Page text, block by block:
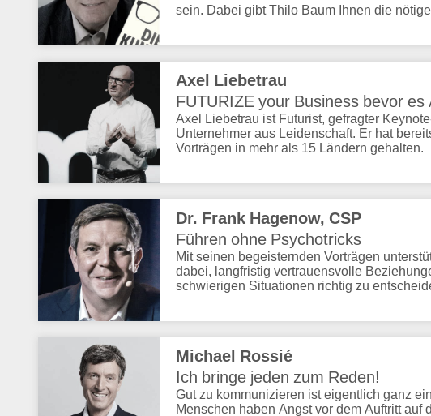
sein. Dabei gibt Thilo Baum Ihnen die
Axel Liebetrau
FUTURIZE your Business bevor es
Axel Liebetrau ist Futurist, gefragter
Unternehmer aus Leidenschaft. Er hat
Vorträgen in mehr als 15 Ländern gehalten.
Dr. Frank Hagenow, CSP
Führen ohne Psychotricks
Mit seinen begeisternden Vorträgen
dabei, langfristig vertrauensvolle
schwierigen Situationen richtig zu
Michael Rossié
Ich bringe jeden zum Reden!
Gut zu kommunizieren ist eigentlich ganz
Menschen haben Angst vor dem Auftritt auf